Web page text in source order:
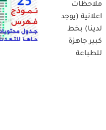
ملاحظات
اعلانية (يوجد
لدينا) بخط
كبير جاهزة
للطباعة